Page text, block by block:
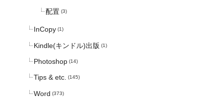
配置 (3)
InCopy (1)
Kindle(キンドル)出版 (1)
Photoshop (14)
Tips & etc. (145)
Word (373)